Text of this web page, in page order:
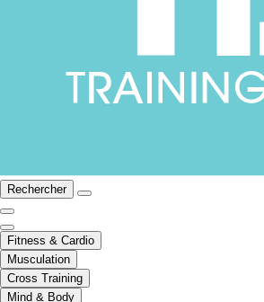
Rechercher
Fitness & Cardio
Musculation
Cross Training
Mind & Body